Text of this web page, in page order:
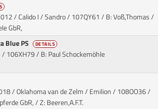
/ Calido I / Sandro/ 107QY61 / B: Voß,Thomas /
GbR,
Blue PS DETAILS
/ 106XH79 / B: Paul Schockemöhle
/ Oklahoma van de Zelm / Emilion/ 108OO36 /
GbR, / Z: Beeren,A.F.T.